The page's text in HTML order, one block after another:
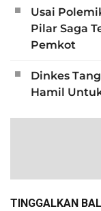
Usai
Pilar Saga
Pemkot
Dinkes
Hamil
TINGGALKAN